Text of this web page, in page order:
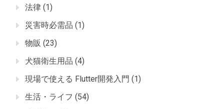
法律 (1)
災害時必需品 (1)
物販 (23)
犬猫衛生用品 (4)
現場で使える Flutter開発入門 (1)
生活・ライフ (54)